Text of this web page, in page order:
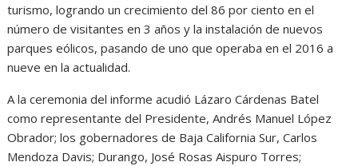
turismo, logrando un crecimiento del 86 por ciento en el
número de visitantes en 3 años y la instalación de nuevos
parques eólicos, pasando de uno que operaba en el 2016 a
nueve en la actualidad.
A la ceremonia del informe acudió Lázaro Cárdenas Batel
como representante del Presidente, Andrés Manuel López
Obrador; los gobernadores de Baja California Sur, Carlos
Mendoza Davis; Durango, José Rosas Aispuro Torres;